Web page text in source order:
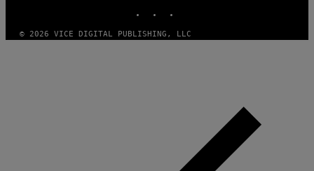
© 2026 VICE DIGITAL PUBLISHING, LLC